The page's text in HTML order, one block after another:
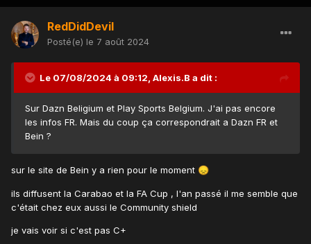
RedDidDevil
Posté(e) le 7 août 2024
Le 07/08/2024 à 09:12, Alexis.B a dit :
Sur Dazn Beligium et Play Sports Belgium. J'ai pas encore
les infos FR. Mais du coup ça correspondrait a Dazn FR et
Bein ?
sur le site de Bein y a rien pour le moment 😞
ils diffusent la Carabao et la FA Cup , l'an passé il me semble que
c'était chez eux aussi le Community shield
je vais voir si c'est pas C+